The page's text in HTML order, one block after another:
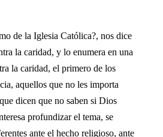
de la Iglesia Católica?, nos dice
la caridad, y lo enumera en una
la caridad, el primero de los
aquellos que no les importa
dicen que no saben si Dios
profundizar el tema, se
ante el hecho religioso, ante